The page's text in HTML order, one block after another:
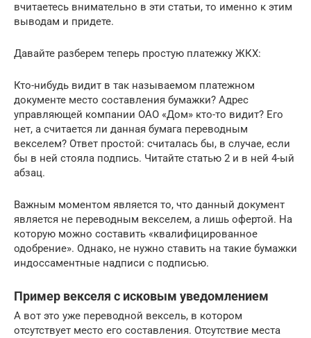
вчитаетесь внимательно в эти статьи, то именно к этим
выводам и придете.
Давайте разберем теперь простую платежку ЖКХ:
Кто-нибудь видит в так называемом платежном
документе место составления бумажки? Адрес
управляющей компании ОАО «Дом» кто-то видит? Его
нет, а считается ли данная бумага переводным
векселем? Ответ простой: считалась бы, в случае, если
бы в ней стояла подпись. Читайте статью 2 и в ней 4-ый
абзац.
Важным моментом является то, что данный документ
является не переводным векселем, а лишь офертой. На
которую можно составить «квалифицированное
одобрение». Однако, не нужно ставить на такие бумажки
индоссаментные надписи с подписью.
Пример векселя с исковым уведомлением
А вот это уже переводной вексель, в котором
отсутствует место его составления. Отсутствие места